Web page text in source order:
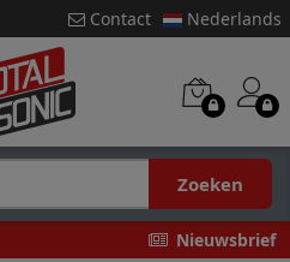
Contact Nederlands
Zoeken
Nieuwsbrief